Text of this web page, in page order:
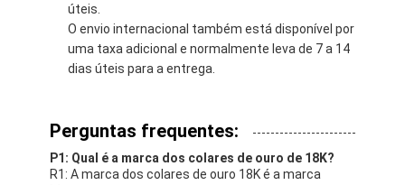
úteis.
O envio internacional também está disponível por
uma taxa adicional e normalmente leva de 7 a 14
dias úteis para a entrega.
Perguntas frequentes:
P1: Qual é a marca dos colares de ouro de 18K?
R1: A marca dos colares de ouro 18K é a marca